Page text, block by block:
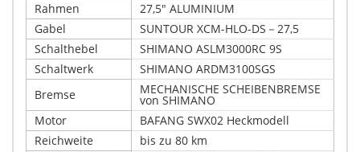
Rahmen
27,5" ALUMINIUM
Gabel
SUNTOUR XCM-HLO-DS－27,5
Schalthebel
SHIMANO ASLM3000RC 9S
Schaltwerk
SHIMANO ARDM3100SGS
Bremse
MECHANISCHE SCHEIBENBREMSE
von SHIMANO
Motor
BAFANG SWX02 Heckmodell
Reichweite
bis zu 80 km